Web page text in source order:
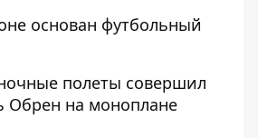
основан футбольный
полеты совершил
Обрен на моноплане